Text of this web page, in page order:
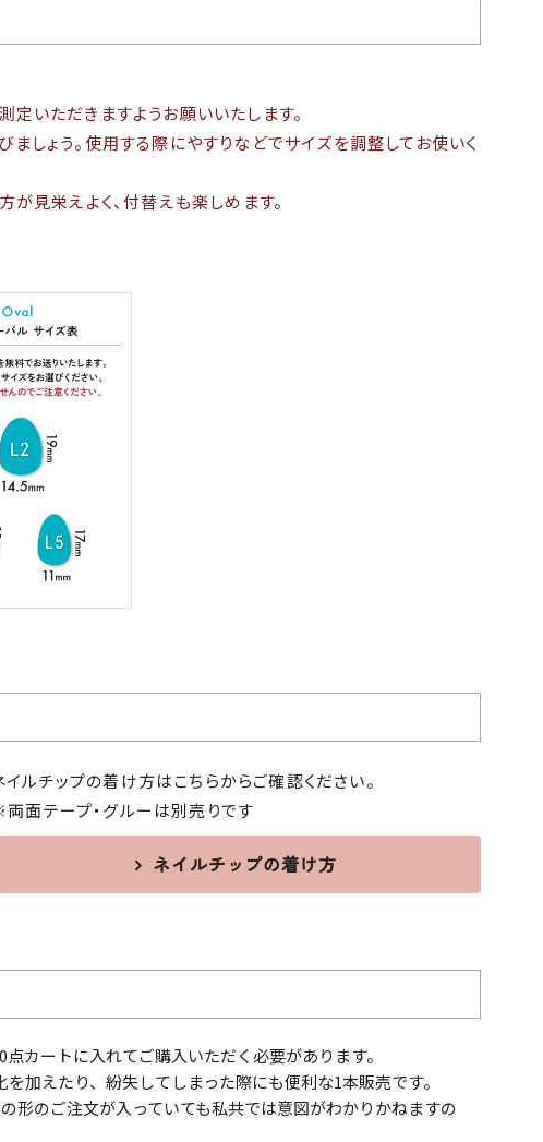
いただきますようお願いいたします。
しょう。使用する際にやすりなどでサイズを調整してお使いく
見栄えよく、付替えも楽しめます。
イルチップの着け方はこちらからご確認ください。
面テープ・グルーは別売りです
ネイルチップの着け方
カートに入れてご購入いただく必要があります。
加えたり、紛失してしまった際にも便利な1本販売です。
形のご注文が入っていても私共では意図がわかりかねますの